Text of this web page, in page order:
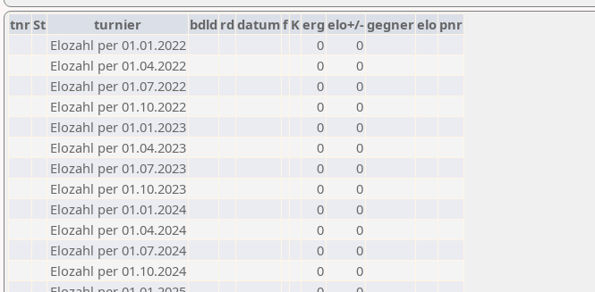
tnrSt turnier bdld rd datumf Kerg elo+/-gegnerelo pnr
Elozahl per 01.01.2022
0
0
Elozahl per 01.04.2022
0
0
Elozahl per 01.07.2022
0
0
Elozahl per 01.10.2022
0
0
Elozahl per 01.01.2023
0
0
Elozahl per 01.04.2023
0
0
Elozahl per 01.07.2023
0
0
Elozahl per 01.10.2023
0
0
Elozahl per 01.01.2024
0
0
Elozahl per 01.04.2024
0
0
Elozahl per 01.07.2024
0
0
Elozahl per 01.10.2024
0
0